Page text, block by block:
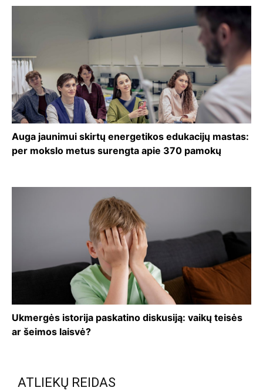
Auga jaunimui skirtų energetikos edukacijų mastas:
per mokslo metus surengta apie 370 pamokų
Ukmergės istorija paskatino diskusiją: vaikų teisės
ar šeimos laisvė?
ATLIEKŲ REIDAS